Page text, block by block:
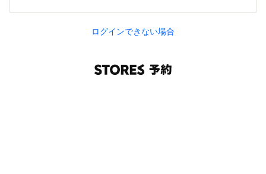
ログインできない場合